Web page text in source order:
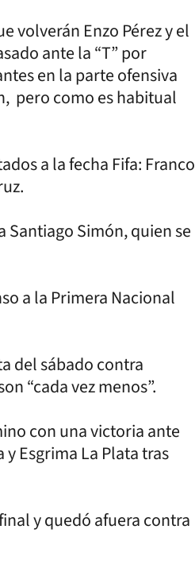
volverán Enzo Pérez y el
ante la “T” por
en la parte ofensiva
pero como es habitual
a la fecha Fifa: Franco
Simón, quien se
a la Primera Nacional
del sábado contra
“cada vez menos”.
con una victoria ante
Esgrima La Plata tras
y quedó afuera contra